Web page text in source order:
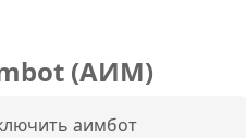
(АИМ)
аимбот